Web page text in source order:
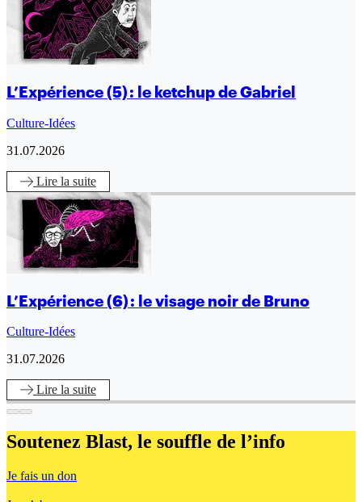
L’Expérience (5) : le ketchup de Gabriel
Culture-Idées
31.07.2026
Lire la suite
L’Expérience (6) : le visage noir de Bruno
Culture-Idées
31.07.2026
Lire la suite
Soutenez Blast, le souffle de l’info
Je fais un don